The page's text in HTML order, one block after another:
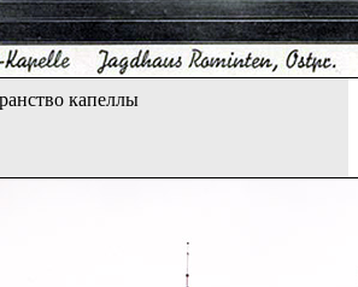
капеллы